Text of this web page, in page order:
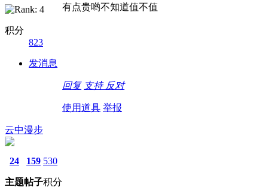
积分
823
发消息
有点贵哟不知道值不值
回复 支持 反对
使用道具 举报
云中漫步
24
主题
159
帖子
530
积分